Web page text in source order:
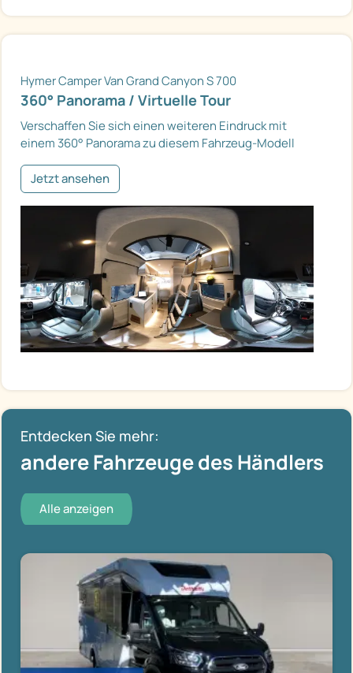
Hymer Camper Van Grand Canyon S 700
360° Panorama / Virtuelle Tour
Verschaffen Sie sich einen weiteren Eindruck mit
einem 360° Panorama zu diesem Fahrzeug-Modell
Jetzt ansehen
Entdecken Sie mehr:
andere Fahrzeuge des Händlers
Alle anzeigen